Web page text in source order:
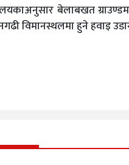
बेलाबखत
विमानस्थलमा हुने हवाइ